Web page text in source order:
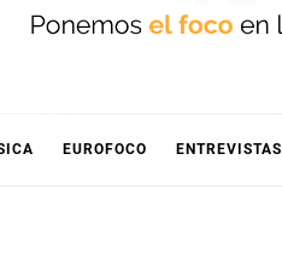
EUROFOCO ENTREVISTAS